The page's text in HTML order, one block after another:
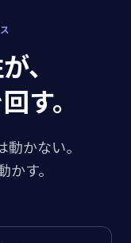
、
す。
かない。
す。